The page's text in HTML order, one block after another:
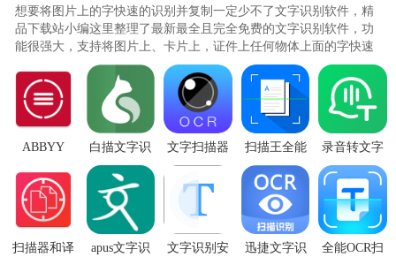
想要将图片上的字快速的识别并复制一定少不了文字识别软件，精
品下载站小编这里整理了最新最全且完全免费的文字识别软件，功
能很强大，支持将图片上、卡片上，证件上任何物体上面的字快速
的识别出来并复制使用，对于..
ABBYY
识别软件
2.7.4.4 安卓
中文
白描文字识
别与扫描平
台v3.5.5 安
卓最新版
文字扫描器
专业版(text
scanner)v9.10.2
扫描王全能
宝会员免登
录版v6.8.64
最新永久
录音转文字
宝识别助手
v1.3.1安卓
免费版
扫描器和译
apus文字识
文字识别安
迅捷文字识
全能OCR扫